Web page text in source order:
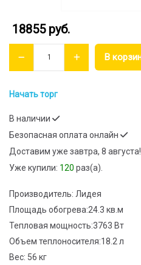
18855 руб.
Начать торг
В наличии
Безопасная оплата онлайн
Доставим уже завтра, 8 августа!
Уже купили: 120 раз(a).
Производитель: Лидея
Площадь обогрева:24.3 кв.м
Тепловая мощность:3763 Вт
Объем теплоносителя:18.2 л
Вес: 56 кг